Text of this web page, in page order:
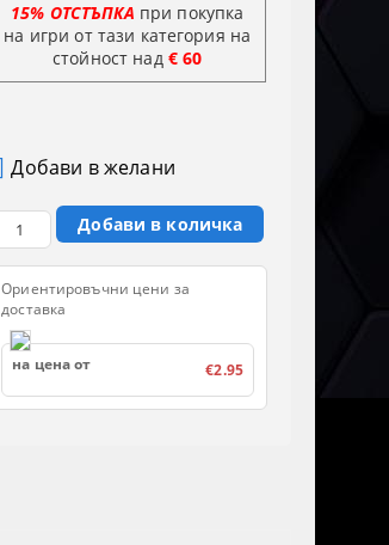
15% ОТСТЪПКА при покупка
на игри от тази категория на
стойност над € 60
Добави в желани
Ориентировъчни цени за
доставка
на цена от €2.95